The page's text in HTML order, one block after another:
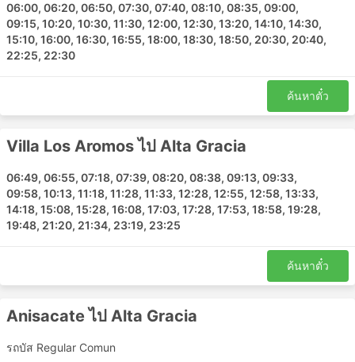
คุณอย่างชาญฉลาด ราคาขึ้นอยู่กับระยะทางที่คุณนั่งและ
ประเภทของรถโค้ชเสมอ สำหรับการเดินทางระยะสั้นในบาง
ครั้ง การลงทุนเงินเพิ่มและซื้อที่นั่งบนรถบัสวีไอพีก็คุ้มค่า
เพราะจะช่วยประหยัดเวลาได้มากเป็น 2 เท่าเมื่อเทียบกับการ
การเดินทางโดยรถประจำทาง: ข้อดีและข้อ
เสีย
รถบัสเป็นทางเลือกที่ดีที่สุดในการเดินทางไปยังจุดหมาย
ที่ไม่ได้เชื่อมต่อกันด้วยรถไฟหรือเครื่องบิน ซึ่งเครือข่าย
รถโดยสารมักครอบคลุมเกือบทั้งประเทศ และเส้นทาง
ของรถโดยสารประจำทางก็มีมาอย่างยาวนาน
ตรงกันข้ามกับการเดินทางทางอากาศและการเดินทาง
มาถึงสถานีขนส่งล่วงหน้ามากนัก การเช็คอินใช้เวลาไม่
นาน แม้ในเส้นทางระหว่างประเทศ น้ำหนักสัมภาระที่
อนุญาตมักจะเพียงพอกับผู้เดินทางมากและค่าธรรมเนียม
06:00, 06:20, 06:50, 07:30, 07:40, 08:10, 08:35, 09:00,
09:15, 10:20, 10:30, 11:30, 12:00, 12:30, 13:20, 14:10, 14:30,
15:10, 16:00, 16:30, 16:55, 18:00, 18:30, 18:50, 20:30, 20:40,
22:25, 22:30
ค้นหาตั๋ว
Villa Los Aromos ไป Alta Gracia
06:49, 06:55, 07:18, 07:39, 08:20, 08:38, 09:13, 09:33,
09:58, 10:13, 11:18, 11:28, 11:33, 12:28, 12:55, 12:58, 13:33,
14:18, 15:08, 15:28, 16:08, 17:03, 17:28, 17:53, 18:58, 19:28,
19:48, 21:20, 21:34, 23:19, 23:25
ค้นหาตั๋ว
Anisacate ไป Alta Gracia
รถบัส Regular Comun